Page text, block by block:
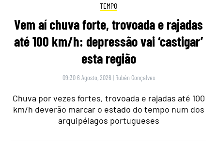
TEMPO
Vem aí chuva forte, trovoada e rajadas
até 100 km/h: depressão vai ‘castigar’
esta região
09:30 6 Agosto, 2026 | Rubén Gonçalves
Chuva por vezes fortes, trovoada e rajadas até 100
km/h deverão marcar o estado do tempo num dos
arquipélagos portugueses